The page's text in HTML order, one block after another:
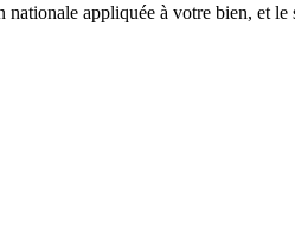
appliquée à votre bien, et